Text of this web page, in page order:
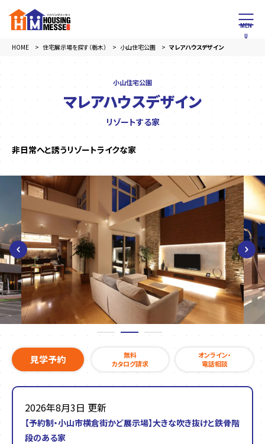
HOME 住宅展示場を探す（栃木） 小山住宅公園 マレアハウスデザイン
小山住宅公園
マレアハウスデザイン
リゾートする家
非日常へと誘うリゾートライクな家
見学予約
無料
カタログ請求
オンライン・
電話相談
2026年8月3日 更新
【予約制・小山市横倉街かど展示場】大きな吹き抜けと鉄骨階
段のある家